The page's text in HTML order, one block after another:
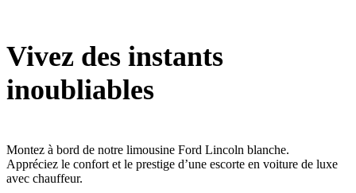
Vivez des instants
inoubliables
Montez à bord de notre limousine Ford Lincoln blanche.
Appréciez le confort et le prestige d’une escorte en voiture de luxe
avec chauffeur.